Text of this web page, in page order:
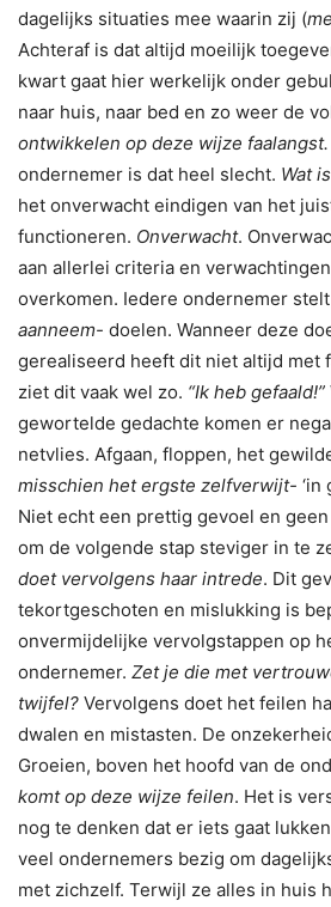
dagelijks situaties mee waarin zij (
Achteraf is dat altijd moeilijk
kwart gaat hier werkelijk onder
naar huis, naar bed en zo weer de
ontwikkelen op deze wijze faalangst.
ondernemer is dat heel slecht. Wat
het onverwacht eindigen van het
functioneren. Onverwacht.
aan allerlei criteria en
overkomen. Iedere ondernemer
aanneem- doelen. Wanneer deze
gerealiseerd heeft dit niet altijd met
ziet dit vaak wel zo. “Ik heb gefaald!”
gewortelde gedachte komen er
netvlies. Afgaan, floppen, het
misschien het ergste zelfverwijt- ‘in
Niet echt een prettig gevoel en
om de volgende stap steviger in te
doet vervolgens haar intrede. Dit
tekortgeschoten en mislukking is
onvermijdelijke vervolgstappen op
ondernemer. Zet je die met
twijfel? Vervolgens doet het feilen
dwalen en mistasten. De
Groeien, boven het hoofd van de
komt op deze wijze feilen. Het is
nog te denken dat er iets gaat
veel ondernemers bezig om
met zichzelf. Terwijl ze alles in huis